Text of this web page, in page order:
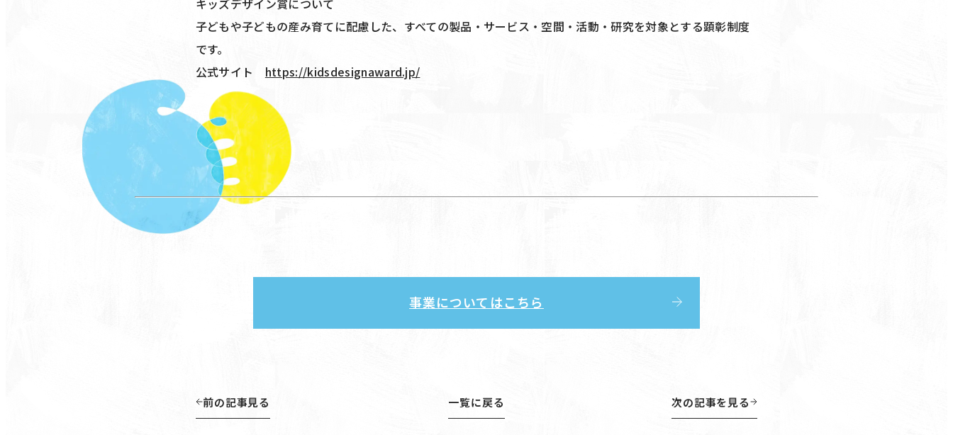
子どもや子どもの産み育てに配慮した、すべての製品・サービス・空間・活動・研究を対象とする顕彰制度
です。
公式サイト https://kidsdesignaward.jp/
事業についてはこちら
一覧に戻る
前の記事見る
次の記事を見る